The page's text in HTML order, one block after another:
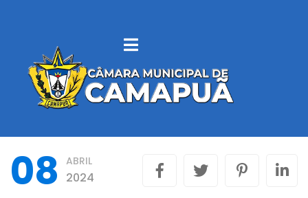
SOBRE
CAMAPUÃ
LEGISLAÇÃO
MUNICIPAL
08 ABRIL
2024